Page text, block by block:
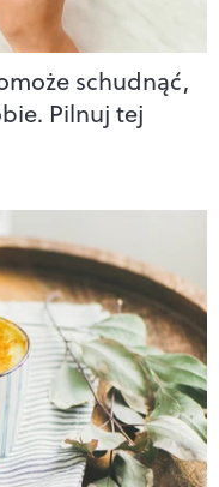
schudnąć,
Pilnuj tej